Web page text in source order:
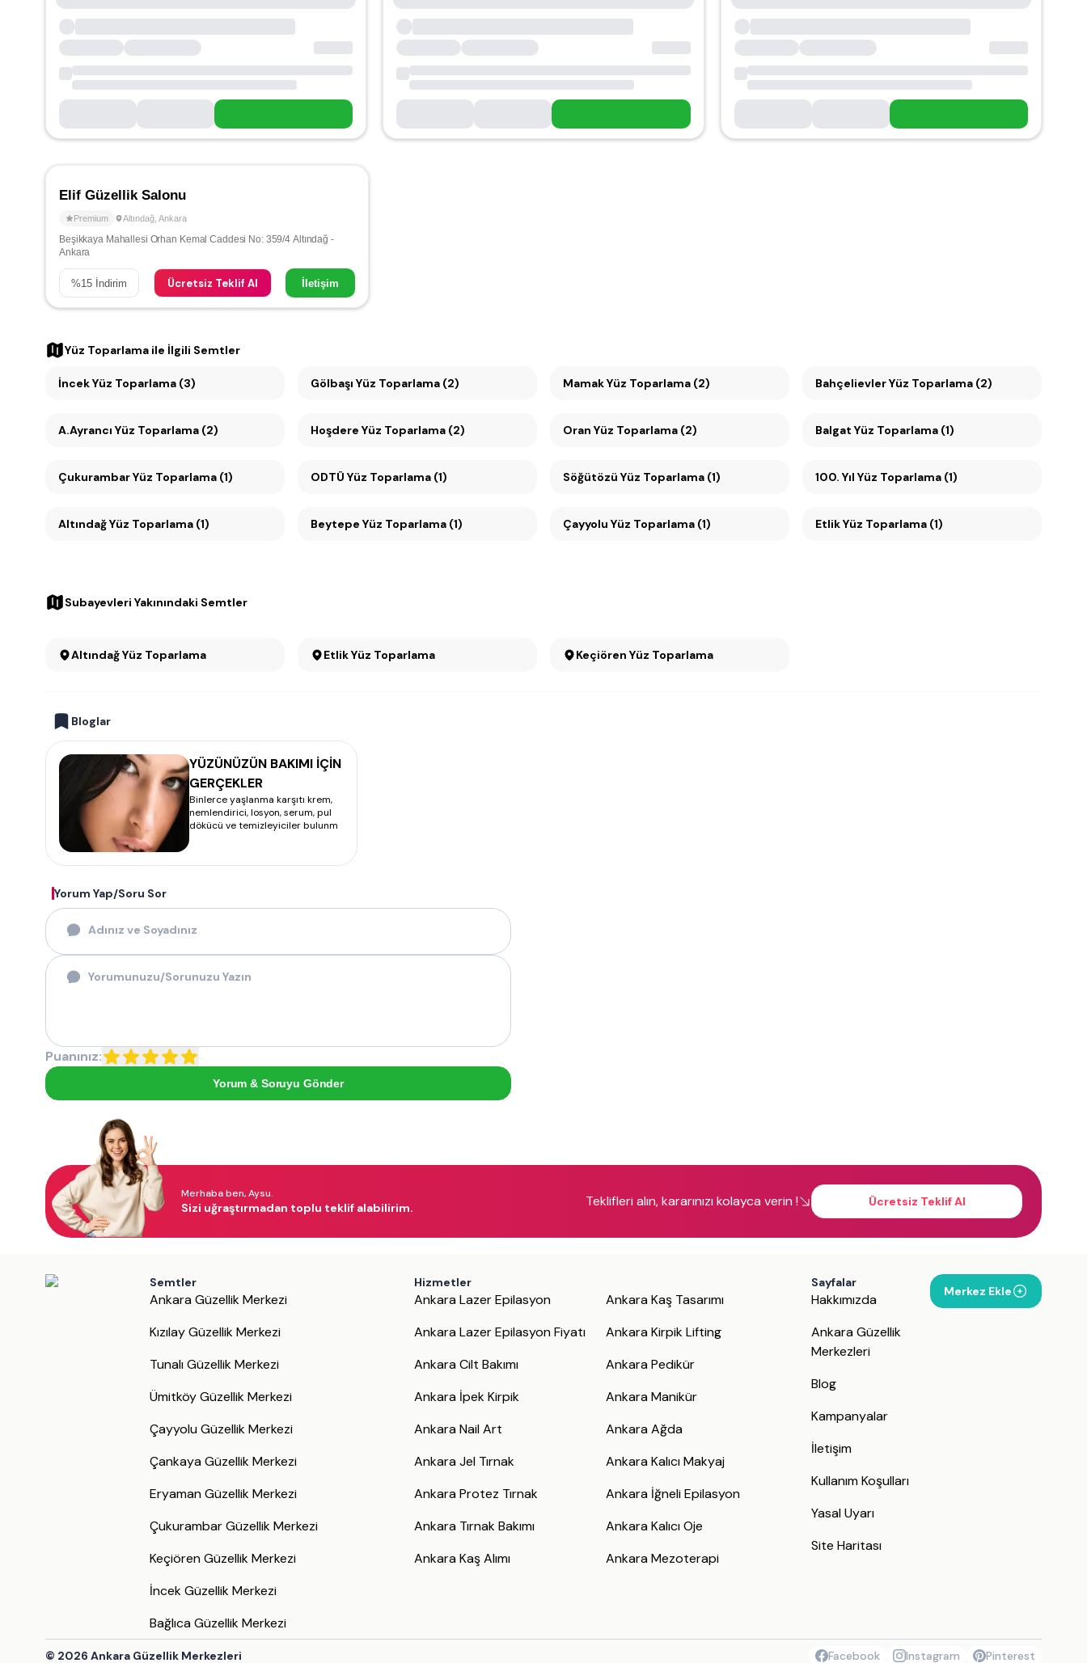
Elif Güzellik Salonu
Premium Altındağ Ankara
Beşikkaya Mahallesi Orhan Kemal Caddesi No: 359/4 Altındağ -
Ankara
%15 İndirim Ücretsiz Teklif Al İletişim
Yüz Toparlama ile İlgili Semtler
İncek Yüz Toparlama (3) Gölbaşı Yüz Toparlama (2) Mamak Yüz Toparlama (2) Bahçelievler Yüz Toparlama (2)
A.Ayrancı Yüz Toparlama (2) Hoşdere Yüz Toparlama (2) Oran Yüz Toparlama (2) Balgat Yüz Toparlama (1)
Çukurambar Yüz Toparlama (1) ODTÜ Yüz Toparlama (1) Söğütözü Yüz Toparlama (1) 100. Yıl Yüz Toparlama (1)
Altındağ Yüz Toparlama (1) Beytepe Yüz Toparlama (1) Çayyolu Yüz Toparlama (1) Etlik Yüz Toparlama (1)
Subayevleri Yakınındaki Semtler
Altındağ Yüz Toparlama Etlik Yüz Toparlama Keçiören Yüz Toparlama
Bloglar
YÜZÜNÜZÜN BAKIMI İÇİN
GERÇEKLER
Binlerce yaşlanma karşıtı krem,
nemlendirici, losyon, serum, pul
dökücü ve temizleyiciler bulunm
Yorum Yap/Soru Sor
Puanınız:
Yorum & Soruyu Gönder
Merhaba ben, Aysu.
Sizi uğraştırmadan toplu teklif alabilirim. Teklifleri alın, kararınızı kolayca verin ! Ücretsiz Teklif Al
Semtler
Ankara Güzellik Merkezi
Kızılay Güzellik Merkezi
Tunalı Güzellik Merkezi
Ümitköy Güzellik Merkezi
Çayyolu Güzellik Merkezi
Çankaya Güzellik Merkezi
Eryaman Güzellik Merkezi
Çukurambar Güzellik Merkezi
Keçiören Güzellik Merkezi
İncek Güzellik Merkezi
Bağlıca Güzellik Merkezi
Hizmetler
Ankara Lazer Epilasyon
Ankara Lazer Epilasyon Fiyatı
Ankara Cilt Bakımı
Ankara İpek Kirpik
Ankara Nail Art
Ankara Jel Tırnak
Ankara Protez Tırnak
Ankara Tırnak Bakımı
Ankara Kaş Alımı
Ankara Kaş Tasarımı
Ankara Kirpik Lifting
Ankara Pedikür
Ankara Manikür
Ankara Ağda
Ankara Kalıcı Makyaj
Ankara İğneli Epilasyon
Ankara Kalıcı Oje
Ankara Mezoterapi
Sayfalar
Hakkımızda
Ankara Güzellik
Merkezleri
Blog
Kampanyalar
İletişim
Kullanım Koşulları
Yasal Uyarı
Site Haritası
Merkez Ekle
© 2026 Ankara Güzellik Merkezleri Facebook Instagram Pinterest